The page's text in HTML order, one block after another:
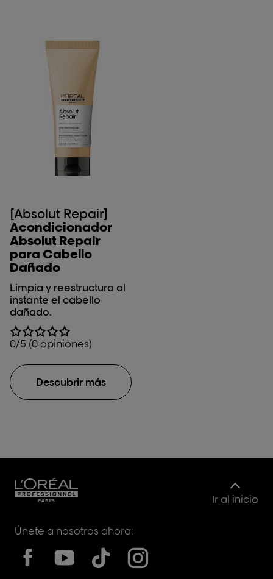
[Absolut Repair]
Acondicionador
Absolut Repair
para Cabello
Dañado
Limpia y reestructura al
instante el cabello
dañado.
0/5 (0 opiniones)
Descubrir más
Ir al inicio
Únete a nosotros ahora: